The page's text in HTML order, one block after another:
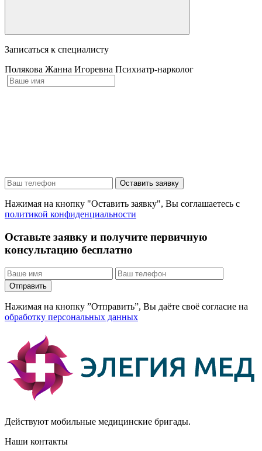
Записаться к специалисту
Полякова Жанна Игоревна Психиатр-нарколог
Оставить заявку
Нажимая на кнопку "Оставить заявку", Вы соглашаетесь с
политикой конфиденциальности
Оставьте заявку и получите первичную
консультацию бесплатно
Отправить
Нажимая на кнопку ”Отправить”, Вы даёте своё согласие на
обработку персональных данных
Действуют мобильные медицинские бригады.
Наши контакты